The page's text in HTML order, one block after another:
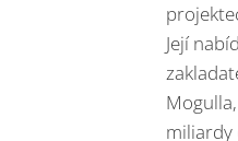
Její
miliardy